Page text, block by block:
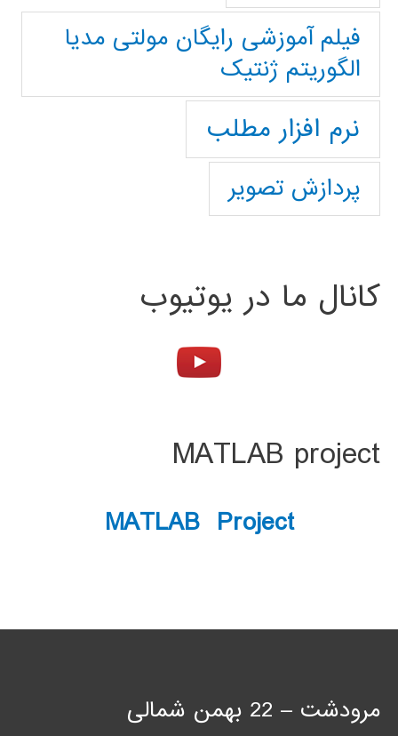
فیلم آموزشی رایگان مولتی مدیا
الگوریتم ژنتیک
نرم افزار مطلب
پردازش تصویر
کانال ما در یوتیوب
MATLAB project
MATLAB Project
مرودشت – 22 بهمن شمالی